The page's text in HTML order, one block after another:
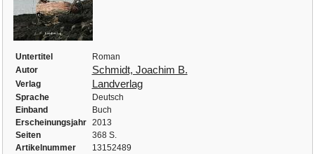
Untertitel
Roman
Autor
Schmidt, Joachim B.
Verlag Landverlag
Sprache
Deutsch
Einband
Buch
Erscheinungsjahr
2013
Seiten
368 S.
Artikelnummer
13152489